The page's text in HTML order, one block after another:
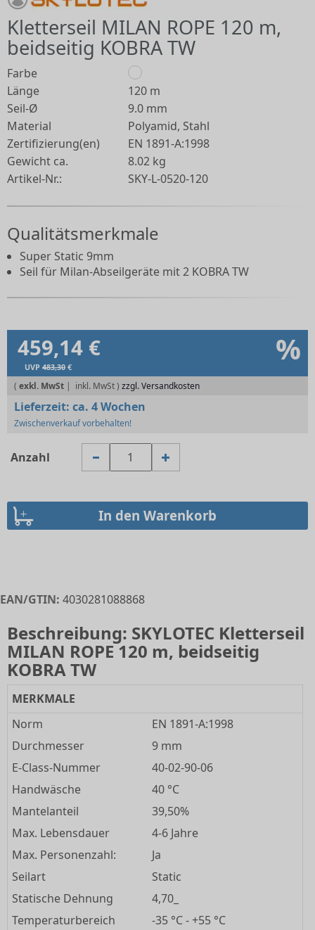
Kletterseil MILAN ROPE 120 m,
beidseitig KOBRA TW
Farbe
Länge
120 m
Seil-Ø
9.0 mm
Material
Polyamid, Stahl
Zertifizierung(en)
EN 1891-A:1998
Gewicht ca.
8.02 kg
Artikel-Nr.:
SKY-L-0520-120
Qualitätsmerkmale
Super Static 9mm
Seil für Milan-Abseilgeräte mit 2 KOBRA TW
459,14 € %
UVP 483,30 €
( exkl. MwSt | zzgl. Versandkosten
Lieferzeit: ca. 4 Wochen
Zwischenverkauf vorbehalten!
Anzahl
EAN/GTIN: 4030281088868
Beschreibung: SKYLOTEC Kletterseil
MILAN ROPE 120 m, beidseitig
KOBRA TW
MERKMALE
Norm
EN 1891-A:1998
Durchmesser
9 mm
E-Class-Nummer
40-02-90-06
Handwäsche
40 °C
Mantelanteil
39,50%
Max. Lebensdauer
4-6 Jahre
Max. Personenzahl:
Ja
Seilart
Static
Statische Dehnung
4,70_
Temperaturbereich
-35 °C - +55 °C